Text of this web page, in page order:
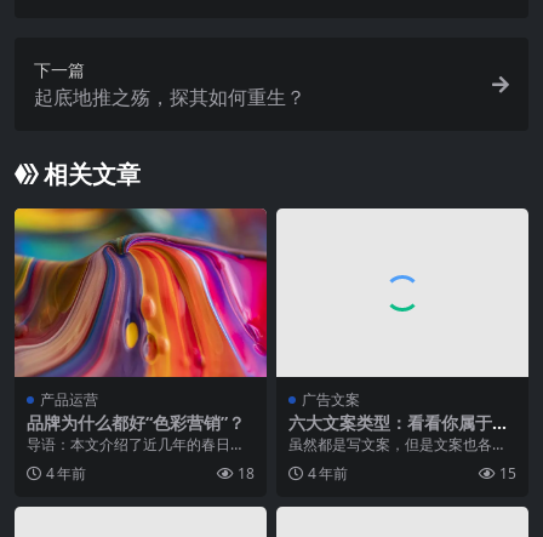
下一篇
起底地推之殇，探其如何重生？
相关文章
产品运营
品牌为什么都好“色彩营销”？
导语：本文介绍了近几年的春日限
定营销十分成功、吸睛，由于色彩
十分引人注意，以及各...
4 年前 18
广告文案
六大文案类型：看看你属于哪
一类的文案
虽然都是写文案，但是文案也各有
不同：标题党文案、深入型文案、
产品型文案、总结式文...
4 年前 15